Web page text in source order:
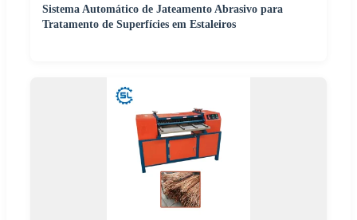
Sistema Automático de Jateamento Abrasivo para
Tratamento de Superfícies em Estaleiros